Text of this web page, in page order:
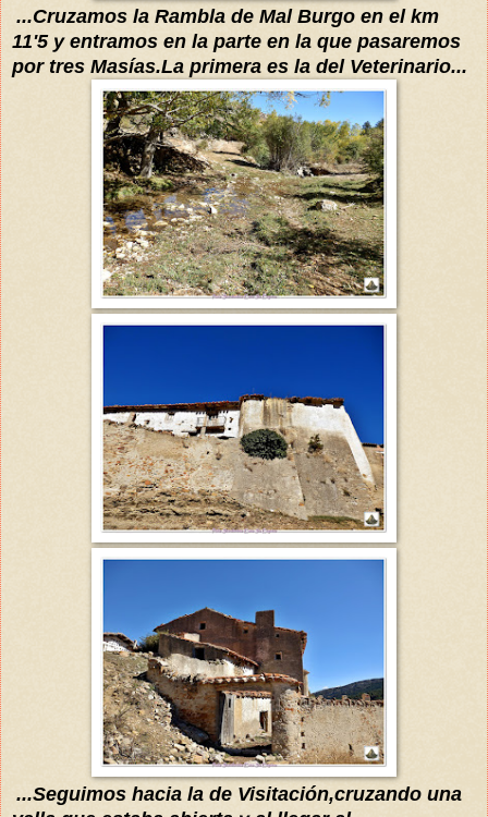
...Cruzamos la Rambla de Mal Burgo en el km
11'5 y entramos en la parte en la que pasaremos
por tres Masías.La primera es la del Veterinario...
...Seguimos hacia la de Visitación,cruzando una